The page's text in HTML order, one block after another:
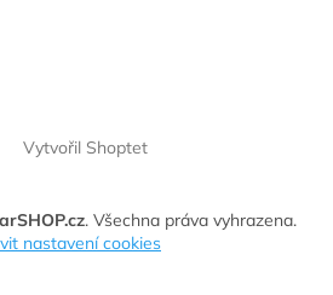
Vytvořil Shoptet
. Všechna práva vyhrazena.
nastavení cookies